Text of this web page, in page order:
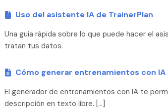
Uso del asistente IA de TrainerPlan
Una guía rápida sobre lo que puede hacer el
tratan tus datos.
Cómo generar entrenamientos con IA
El generador de entrenamientos con IA te
descripción en texto libre. […]